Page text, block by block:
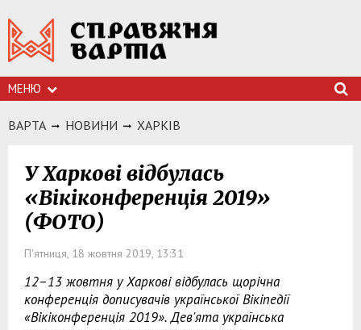
МЕНЮ
ВАРТА НОВИНИ ХАРКIВ
У Харкові відбулась
«Вікіконференція 2019»
(ФОТО)
П'ятниця, 18 жовтня 2019, 13:31
12–13 жовтня у Харкові відбулась щорічна
конференція дописувачів української Вікіпедії
«Вікіконференція 2019». Дев'ята українська